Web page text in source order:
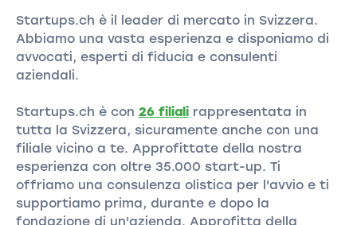
Startups.ch è il leader di mercato in Svizzera.
Abbiamo una vasta esperienza e disponiamo di
avvocati, esperti di fiducia e consulenti
aziendali.
Startups.ch è con 26 filialirappresentata in
tutta la Svizzera, sicuramente anche con una
filiale vicino a te. Approfittate della nostra
esperienza con oltre 35.000 start-up. Ti
offriamo una consulenza olistica per l'avvio e ti
supportiamo prima, durante e dopo la
fondazione di un'azienda. Approfitta della